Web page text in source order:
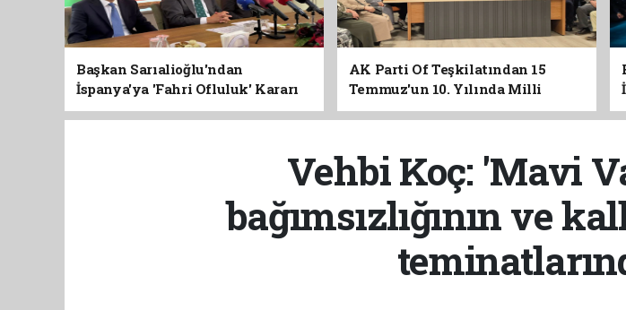
Başkan Sarıalioğlu'ndan
İspanya'ya 'Fahri Ofluluk' Kararı
AK Parti Of Teşkilatından 15
Temmuz'un 10. Yılında Milli
Birlik Vurgusu
Vehbi Koç: 'Mavi
bağımsızlığının ve